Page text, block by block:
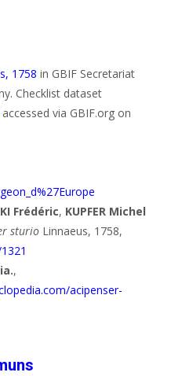
1758 in GBIF Secretariat
Checklist dataset
accessed via GBIF.org on
Frédéric, KUPFER Michel
sturio Linnaeus, 1758,
,
acipenser-